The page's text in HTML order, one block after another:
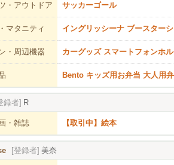
・アウトドア サッカーゴール
マタニティ イングリッシーナ ブースターシ
・周辺機器 カーグッズ スマートフォンホ
Bento キッズ用お弁当 大人用
録者] R
・雑誌 【取引中】絵本
[登録者] 美奈